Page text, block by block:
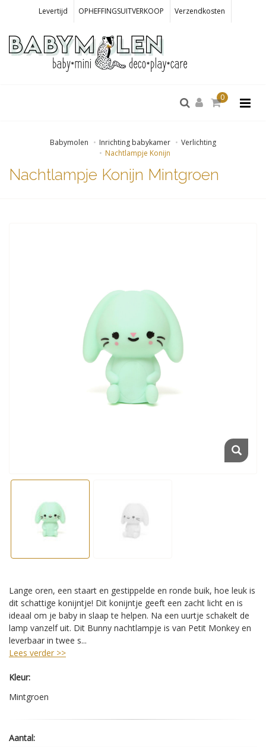
Levertijd OPHEFFINGSUITVERKOOP Verzendkosten
0
Babymolen Inrichting babykamer
Verlichting
Nachtlampje Konijn
Nachtlampje Konijn Mintgroen
Lange oren, een staart en gestippelde en ronde buik, hoe leuk is
dit schattige konijntje! Dit konijntje geeft een zacht licht en is
ideaal om je baby in slaap te helpen. Na een uurtje schakelt de
lamp vanzelf uit. Dit Bunny nachtlampje is van Petit Monkey en
leverbaar in twee s...
Lees verder >>
Kleur:
Mintgroen
Aantal: